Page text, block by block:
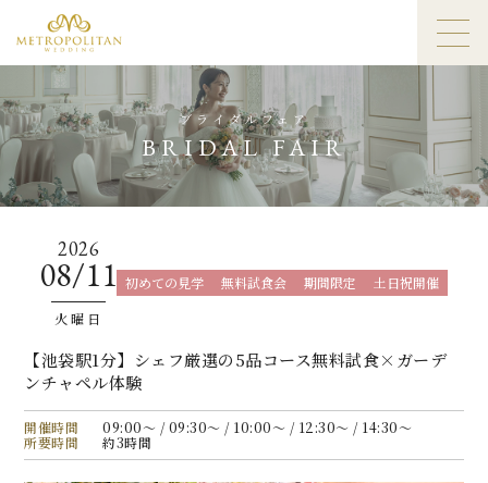
ブライダルフェア
BRIDAL FAIR
2026
08/11
火曜日
初めての見学 無料試食会 期間限定 土日祝開催
【池袋駅1分】シェフ厳選の5品コース無料試食×ガーデ
ンチャペル体験
開催時間
09:00〜 / 09:30〜 / 10:00〜 / 12:30〜 / 14:30〜
所要時間
約3時間